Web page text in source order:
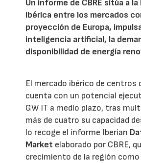
Un informe de CBRE sitúa a la
Ibérica entre los mercados
proyección de Europa,
inteligencia artificial, la
disponibilidad de energía
El mercado ibérico de centros
cuenta con un potencial
GW IT a medio plazo, tras
más de cuatro su capacidad
lo recoge el informe Iberian
Market elaborado por CBRE,
crecimiento de la región como